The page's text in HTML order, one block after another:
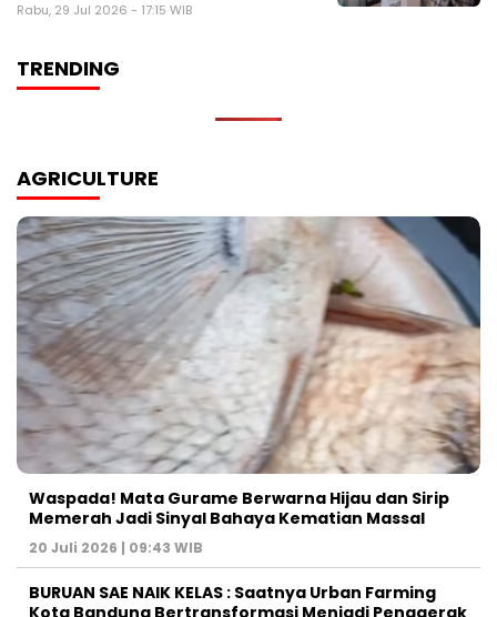
Rabu, 29 Jul 2026 - 17:15 WIB
TRENDING
AGRICULTURE
Waspada! Mata Gurame Berwarna Hijau dan Sirip
Memerah Jadi Sinyal Bahaya Kematian Massal
20 Juli 2026 | 09:43 WIB
BURUAN SAE NAIK KELAS : Saatnya Urban Farming